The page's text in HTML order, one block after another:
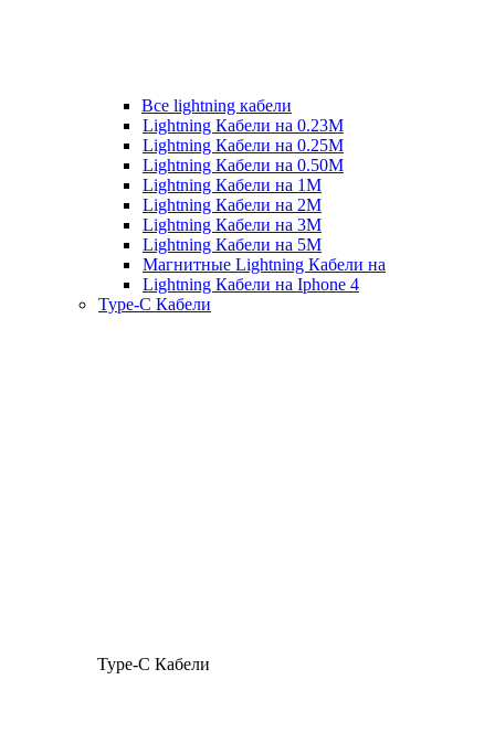
Все lightning кабели
Lightning Кабели на 0.23М
Lightning Кабели на 0.25М
Lightning Кабели на 0.50М
Lightning Кабели на 1М
Lightning Кабели на 2М
Lightning Кабели на 3М
Lightning Кабели на 5М
Магнитные Lightning Кабели на
Lightning Кабели на Iphone 4
Type-C Кабели
Type-C Кабели